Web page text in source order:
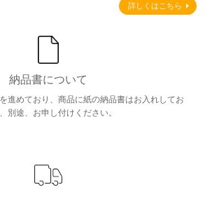
詳しくはこちら
納品書について
進めており、商品に紙の納品書はお入れしてお
別途、お申し付けください。